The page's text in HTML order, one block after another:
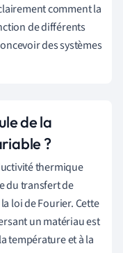
comment la
de différents
des systèmes
de la
?
thermique
du transfert de
loi de Fourier. Cette
un matériau est
température et à la